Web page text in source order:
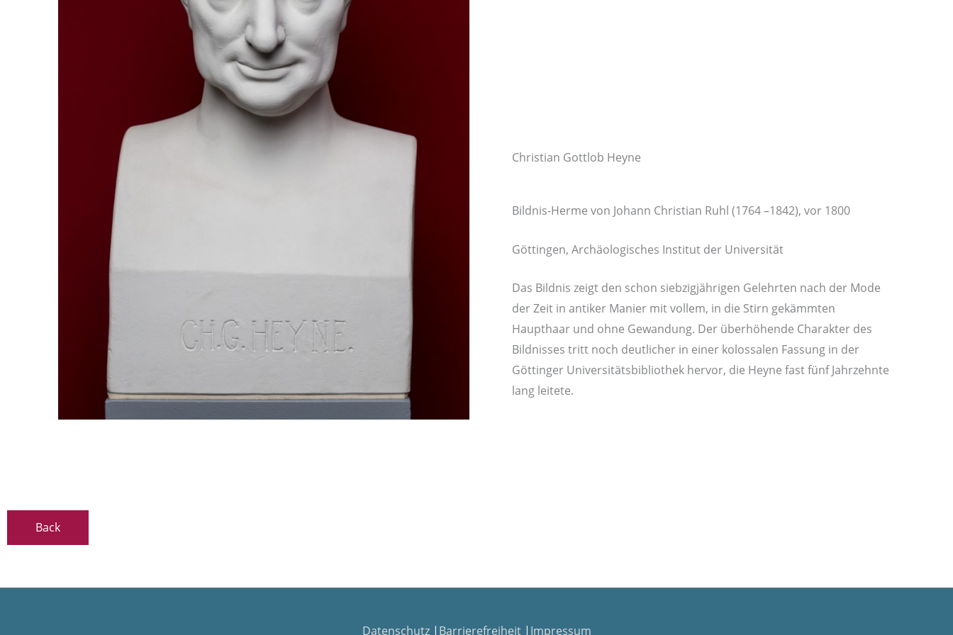
Christian Gottlob Heyne
Bildnis-Herme von Johann Christian Ruhl (1764 –1842), vor 1800
Göttingen, Archäologisches Institut der Universität
Das Bildnis zeigt den schon siebzigjährigen Gelehrten nach der Mode
der Zeit in antiker Manier mit vollem, in die Stirn gekämmten
Haupthaar und ohne Gewandung. Der überhöhende Charakter des
Bildnisses tritt noch deutlicher in einer kolossalen Fassung in der
Göttinger Universitätsbibliothek hervor, die Heyne fast fünf Jahrzehnte
lang leitete.
Datenschutz| Barrierefreiheit | Impressum